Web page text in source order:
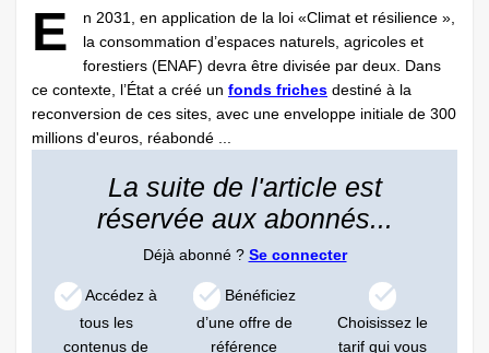
E
n 2031, en application de la loi «Climat et résilience »,
la consommation d’espaces naturels, agricoles et
forestiers (ENAF) devra être divisée par deux. Dans
ce contexte, l’État a créé un fonds friches destiné à la
reconversion de ces sites, avec une enveloppe initiale de 300
millions d'euros, réabondé ...
La suite de l'article est
réservée aux abonnés...
Déjà abonné ? Se connecter
Accédez à
tous les
contenus de
Bénéficiez
d’une offre de
référence
Choisissez le
tarif qui vous